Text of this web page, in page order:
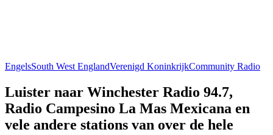
EngelsSouth West EnglandVerenigd KoninkrijkCommunity Radio
Luister naar Winchester Radio 94.7,
Radio Campesino La Mas Mexicana en
vele andere stations van over de hele